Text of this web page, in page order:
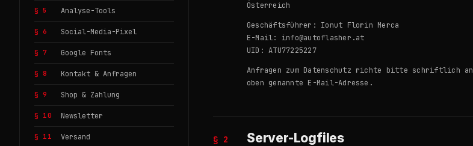
§ 5 Analyse-Tools
§ 6 Social-Media-Pixel
§ 7 Google Fonts
§ 8 Kontakt & Anfragen
§ 9 Shop & Zahlung
§ 10 Newsletter
§ 11 Versand
Österreich
Geschäftsführer: Ionut Florin Merca
E-Mail: info@autoflasher.at
UID: ATU77225227
Anfragen zum Datenschutz richte bitte schriftlich
oben genannte E-Mail-Adresse.
§ 2 Server-Logfiles